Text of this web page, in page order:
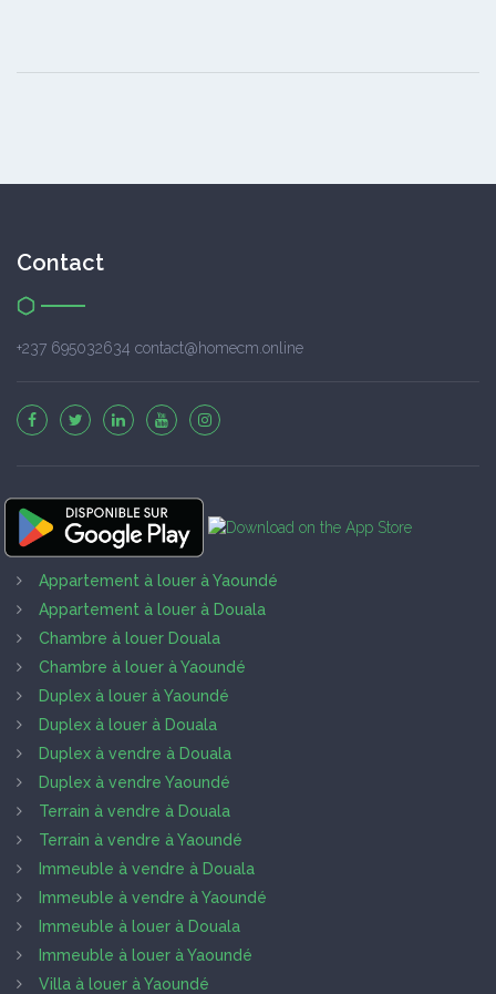
Contact
+237 695032634 contact@homecm.online
Appartement à louer à Yaoundé
Appartement à louer à Douala
Chambre à louer Douala
Chambre à louer à Yaoundé
Duplex à louer à Yaoundé
Duplex à louer à Douala
Duplex à vendre à Douala
Duplex à vendre Yaoundé
Terrain à vendre à Douala
Terrain à vendre à Yaoundé
Immeuble à vendre à Douala
Immeuble à vendre à Yaoundé
Immeuble à louer à Douala
Immeuble à louer à Yaoundé
Villa à louer à Yaoundé